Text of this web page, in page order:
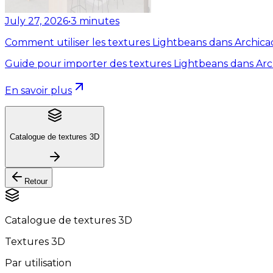
July 27, 2026•3 minutes
Comment utiliser les textures Lightbeans dans
Guide pour importer des textures Lightbeans dans
En savoir plus
Catalogue de textures 3D
Retour
Catalogue de textures 3D
Textures 3D
Par utilisation